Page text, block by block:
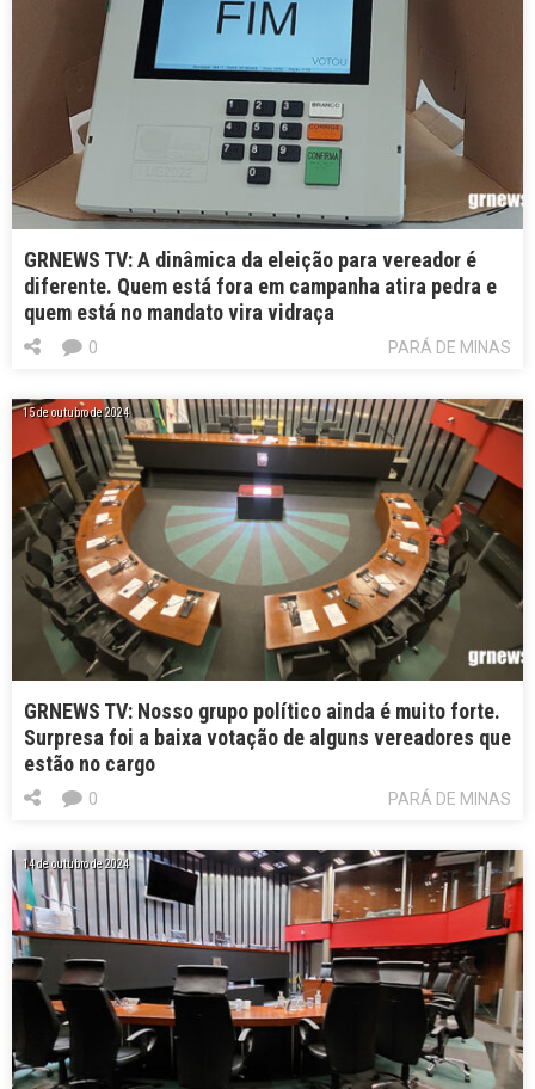
GRNEWS TV: A dinâmica da eleição para vereador é
diferente. Quem está fora em campanha atira pedra e
quem está no mandato vira vidraça
PARÁ DE MINAS
0
15 de outubro de 2024
GRNEWS TV: Nosso grupo político ainda é muito forte.
Surpresa foi a baixa votação de alguns vereadores que
estão no cargo
PARÁ DE MINAS
0
14 de outubro de 2024